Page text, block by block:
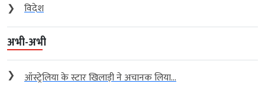
❯
विदेश
अभी-अभी
❯ ऑस्ट्रेलिया के स्टार खिलाड़ी ने अचानक लिया...